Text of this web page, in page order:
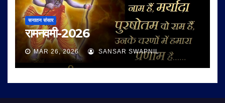
सनातन संसार
रामनवमी-2026
MAR 26, 2026 SANSAR SWAPNIL